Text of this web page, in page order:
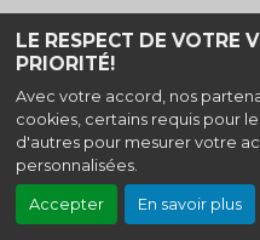
LE RESPECT DE VOTRE
PRIORITÉ!
Avec votre accord, nos
cookies, certains requis pour
d'autres pour mesurer votre
personnalisées.
Accepter En savoir plus